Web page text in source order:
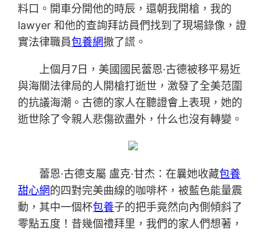
料口。開車分開他的時辰，還朝我開槍，我的
lawyer 和他的查詢拜訪員們找到了現場錄像，證
實法律職員包養網撒了謊。
上個月7日，美國國民蕾恩·古德被移平易近
與海關法律局的人開槍打逝世，激發了全美范圍
的抗議海潮。古德的家人在聽證會上表現，她的
逝世除了令親人悲傷欲盡外，什么也沒有轉變。
蕾恩·古德支屬 盧克·甘杰：在曩她收藏包養
甜心網的四對完美曲線的咖啡杯，被藍色能量震
動，其中一個杯包養子的把手竟然向內側傾斜了
零點五度！昔幾個禮拜里，我們的家人們想著，